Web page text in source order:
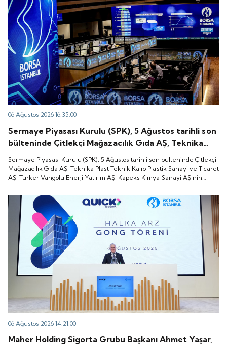
06 Ağustos 2026 16:35:00
Sermaye Piyasası Kurulu (SPK), 5 Ağustos tarihli son
bülteninde Çitlekçi Mağazacılık Gıda AŞ, Teknika
Plast Teknik Kalıp Plastik Sanayi ve Ticaret AŞ,
Türker Vangölü Enerji Yatırım AŞ, Kapeks Kimya
Sanayi AŞ'nin halka arzlarına onay verdiği duyurdu.
Sermaye Piyasası Kurulu (SPK), 5 Ağustos tarihli son bülteninde Çitlekçi
Mağazacılık Gıda AŞ, Teknika Plast Teknik Kalıp Plastik Sanayi ve Ticaret
AŞ, Türker Vangölü Enerji Yatırım AŞ, Kapeks Kimya Sanayi AŞ'nin
06 Ağustos 2026 14:21:00
Maher Holding Sigorta Grubu Başkanı Ahmet Yaşar,